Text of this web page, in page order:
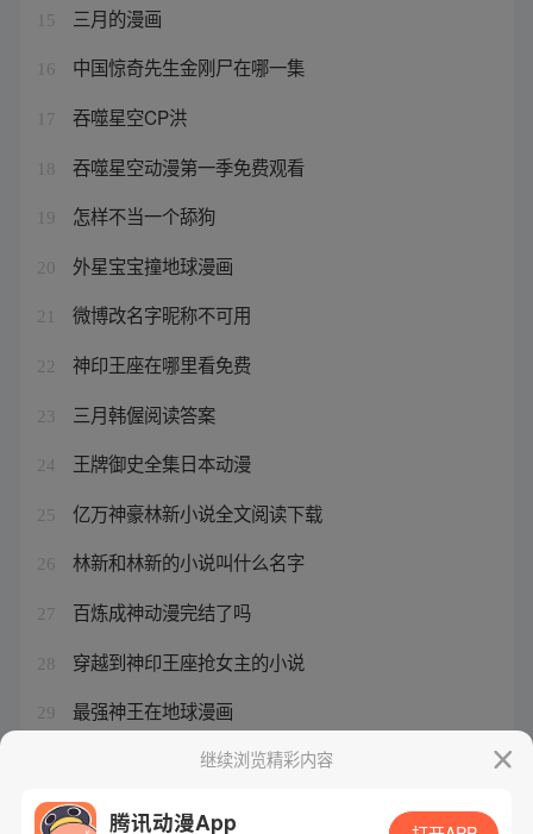
15 三月的漫画
16 中国惊奇先生金刚尸在哪一集
17 吞噬星空CP洪
18 吞噬星空动漫第一季免费观看
19 怎样不当一个舔狗
20 外星宝宝撞地球漫画
21 微博改名字昵称不可用
22 神印王座在哪里看免费
23 三月韩偓阅读答案
24 王牌御史全集日本动漫
25 亿万神豪林新小说全文阅读下载
26 林新和林新的小说叫什么名字
27 百炼成神动漫完结了吗
28 穿越到神印王座抢女主的小说
29 最强神王在地球漫画
三月是哪部漫画里的人物继续浏览精彩内容
腾讯动漫App